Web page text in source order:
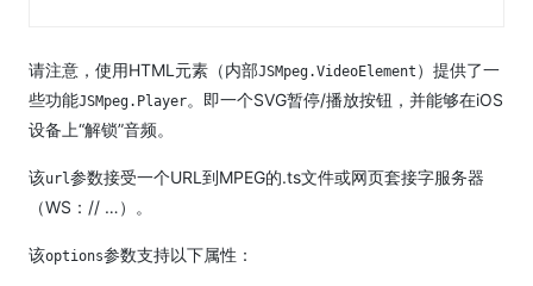
请注意，使用HTML元素（内部JSMpeg.VideoElement ）提供了一
些功能JSMpeg.Player。 即一个SVG暂停/播放按钮，并能够在iOS
设备上“解锁”音频。
该url参数接受一个URL到MPEG的.ts文件或网页套接字服务器
（WS：// …）。
该options参数支持以下属性：